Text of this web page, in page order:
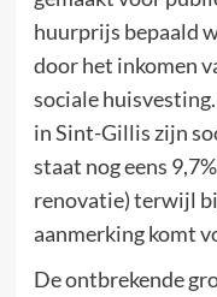
huurprijs bepaald
door het inkomen
sociale
in Sint-Gillis zijn
staat nog eens
renovatie) terwijl
aanmerking komt
De ontbrekende